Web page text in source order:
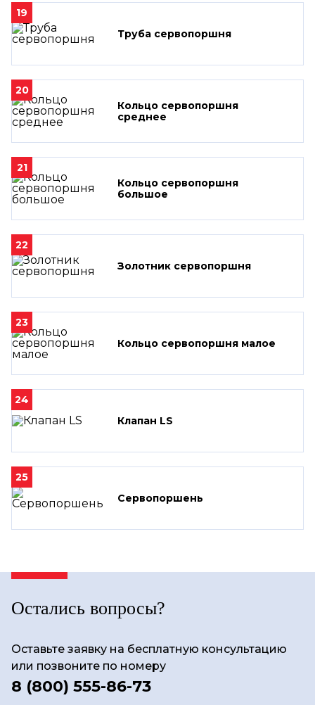
19
Труба сервопоршня
20
Кольцо сервопоршня
среднее
21
Кольцо сервопоршня
большое
22
Золотник сервопоршня
23
Кольцо сервопоршня малое
24
Клапан LS
25
Сервопоршень
Остались вопросы?
Оставьте заявку на бесплатную консультацию
или позвоните по номеру
8 (800) 555-86-73